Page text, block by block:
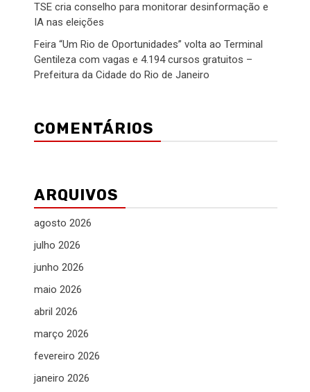
TSE cria conselho para monitorar desinformação e
IA nas eleições
Feira “Um Rio de Oportunidades” volta ao Terminal
Gentileza com vagas e 4.194 cursos gratuitos –
Prefeitura da Cidade do Rio de Janeiro
COMENTÁRIOS
ARQUIVOS
agosto 2026
julho 2026
junho 2026
maio 2026
abril 2026
março 2026
fevereiro 2026
janeiro 2026